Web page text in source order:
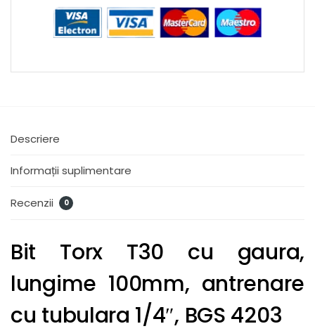
Descriere
Informații suplimentare
Recenzii 0
Bit Torx T30 cu gaura,
lungime 100mm, antrenare
cu tubulara 1/4″, BGS 4203